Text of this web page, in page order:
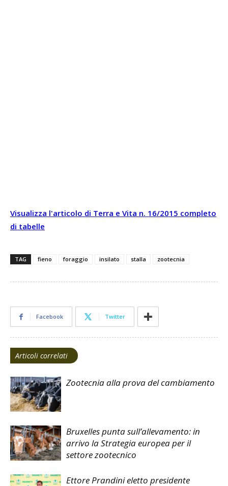
Visualizza l'articolo di Terra e Vita n. 16/2015 completo
di tabelle
TAG fieno foraggio insilato stalla zootecnia
Facebook Twitter
Articoli correlati
Zootecnia alla prova del cambiamento
Bruxelles punta sull’allevamento: in
arrivo la Strategia europea per il
settore zootecnico
Ettore Prandini eletto presidente